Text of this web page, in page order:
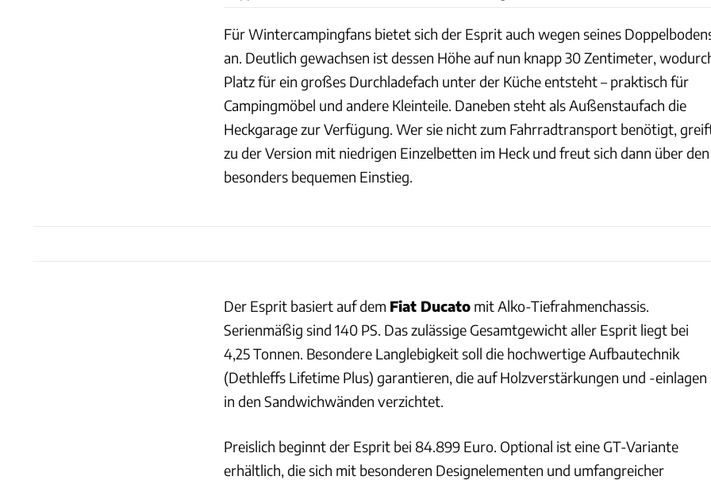
Für Wintercampingfans bietet sich der Esprit auch wegen seines
an. Deutlich gewachsen ist dessen Höhe auf nun knapp 30 Zentimeter,
Platz für ein großes Durchladefach unter der Küche entsteht – praktisch für
Campingmöbel und andere Kleinteile. Daneben steht als Außenstaufach die
Heckgarage zur Verfügung. Wer sie nicht zum Fahrradtransport benötigt,
zu der Version mit niedrigen Einzelbetten im Heck und freut sich dann über den
besonders bequemen Einstieg.
Der Esprit basiert auf dem Fiat Ducato mit Alko-Tiefrahmenchassis.
Serienmäßig sind 140 PS. Das zulässige Gesamtgewicht aller Esprit liegt bei
4,25 Tonnen. Besondere Langlebigkeit soll die hochwertige Aufbautechnik
(Dethleffs Lifetime Plus) garantieren, die auf Holzverstärkungen und -einlagen
in den Sandwichwänden verzichtet.
Preislich beginnt der Esprit bei 84.899 Euro. Optional ist eine GT-Variante
erhältlich, die sich mit besonderen Designelementen und umfangreicher